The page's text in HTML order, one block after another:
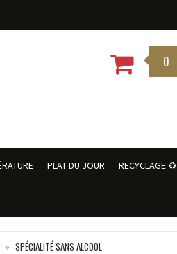
0
PLAT DU JOUR RECYCLAGE ♻️
SPÉCIALITÉ SANS ALCOOL